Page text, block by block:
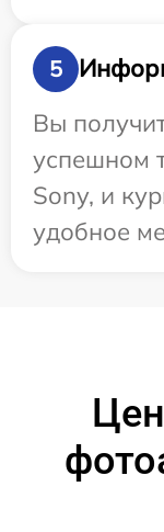
5
Вы
успешном
Sony, и
удобное